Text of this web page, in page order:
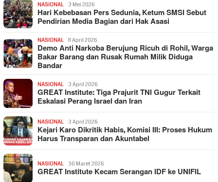
NASIONAL 3 Mei 2026
Hari Kebebasan Pers Sedunia, Ketum SMSI Sebut
Pendirian Media Bagian dari Hak Asasi
NASIONAL 11 April 2026
Demo Anti Narkoba Berujung Ricuh di Rohil, Warga
Bakar Barang dan Rusak Rumah Milik Diduga
Bandar
NASIONAL 3 April 2026
GREAT Institute: Tiga Prajurit TNI Gugur Terkait
Eskalasi Perang Israel dan Iran
NASIONAL 3 April 2026
Kejari Karo Dikritik Habis, Komisi III: Proses Hukum
Harus Transparan dan Akuntabel
NASIONAL 30 Maret 2026
GREAT Institute Kecam Serangan IDF ke UNIFIL